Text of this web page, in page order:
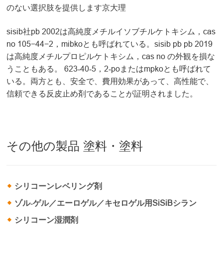
のない選択肢を提供します京大理
sisib社pb 2002は高純度メチルイソブチルケトキシム，cas
no 105−44−2，mibkoとも呼ばれている。sisib pb pb 2019
は高純度メチルプロピルケトキシム，cas no の外観を損な
うこともある。 623‐40‐5，2‐poまたはmpkoとも呼ばれて
いる。両方とも、安全で、費用効果があって、高性能で、
信頼できる反皮止め剤であることが証明されました。
その他の製品 塗料・塗料
シリコーンレベリング剤
ゾル‐ゲル／エーロゲル／キセロゲル用SiSiBシラン
シリコーン湿潤剤